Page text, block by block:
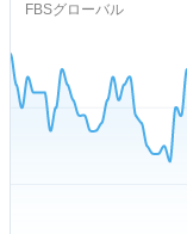
FBSグローバル